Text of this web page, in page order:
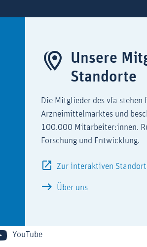
Unsere
Standorte
Die Mitglieder des vfa stehen
Arzneimittelmarktes und
100.000 Mitarbeiter:innen.
Forschung und Entwicklung.
Zur interaktiven
Über uns
YouTube